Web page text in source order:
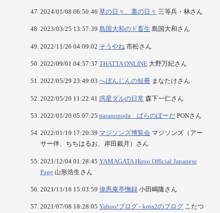
2024/01/08 06:50:46 草の日々、藁の日々 三等兵・林さん
2023/03/25 13:57:39 島国大和のド畜生 島国大和さん
2022/11/26 04:09:02 そうやね 市松さん
2022/09/01 04:57:37 THATTA ONLINE 大野万紀さん
2022/05/29 23:49:03 へぼんじんの短冊 まなたけさん
2022/05/20 11:22:41 惑星ダルの日常 森下一仁さん
2022/01/20 05:07:25 paranopoda ぱらのぽーだ PONさん
2022/01/19 17:20:39 マジソンズ博覧会 マジソンズ（アー
サー伴、ちちはるお、岸田裁月）さん
2021/12/04 01:28:45 YAMAGATA Hiroo Official Japanese
Page 山形浩生さん
2021/11/16 15:03:59 偉愚庵亭憮録 小田嶋隆さん
2021/07/08 18:28:05 Yahoo!ブログ - kota2のブログ こたつ